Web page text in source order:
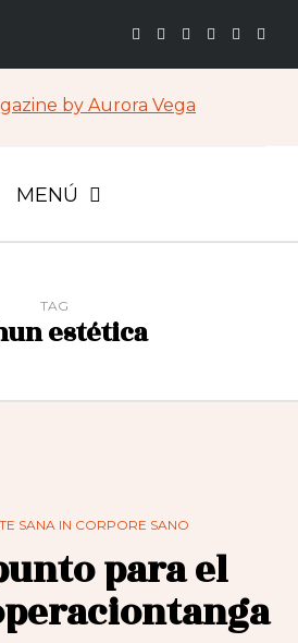
MENÚ
TAG
estética
SANA IN CORPORE SANO
para el